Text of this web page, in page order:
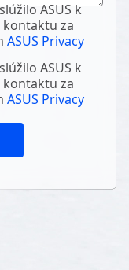
ASUS k
za
ASUS Privacy
ASUS k
za
ASUS Privacy